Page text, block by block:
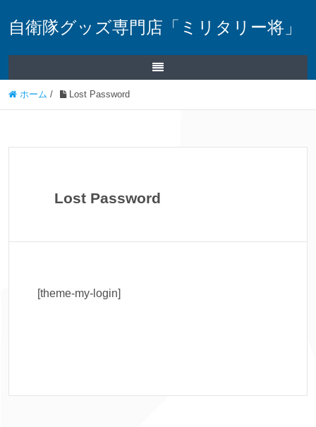
自衛隊グッズ専門店「ミリタリー将」
ホーム / Lost Password
Lost Password
[theme-my-login]